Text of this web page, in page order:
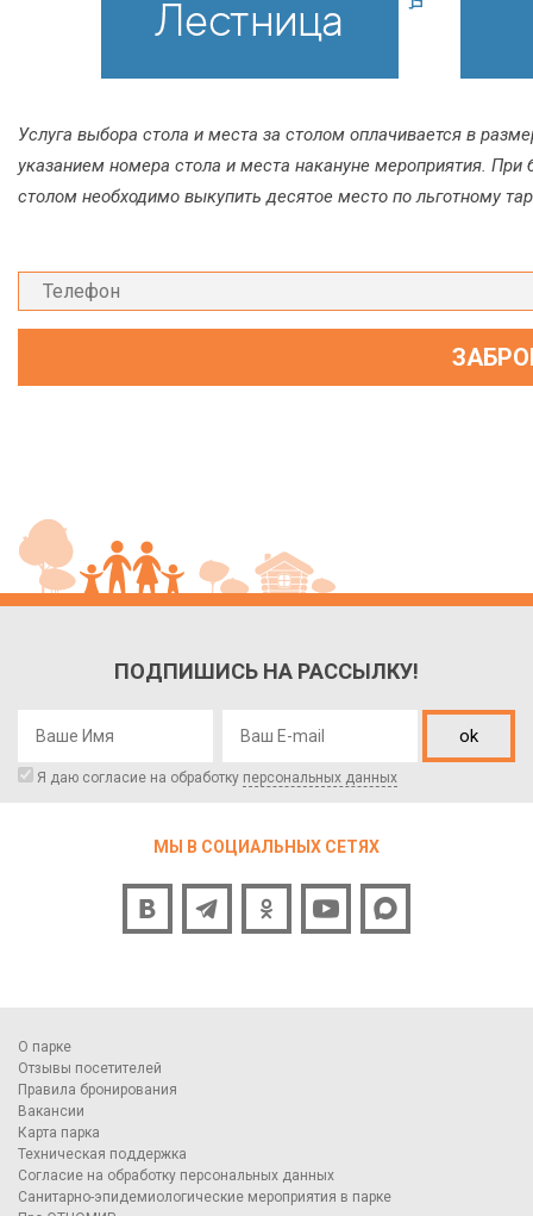
Услуга выбора стола и места за столом оплачивается в
указанием номера стола и места накануне мероприятия.
столом необходимо выкупить десятое место по льготному
ПОДПИШИСЬ НА РАССЫЛКУ!
ok
Я даю согласие на обработку персональных данных
МЫ В СОЦИАЛЬНЫХ СЕТЯХ
О парке
Отзывы посетителей
Правила бронирования
Вакансии
Карта парка
Техническая поддержка
Согласие на обработку персональных данных
Санитарно-эпидемиологические мероприятия в парке